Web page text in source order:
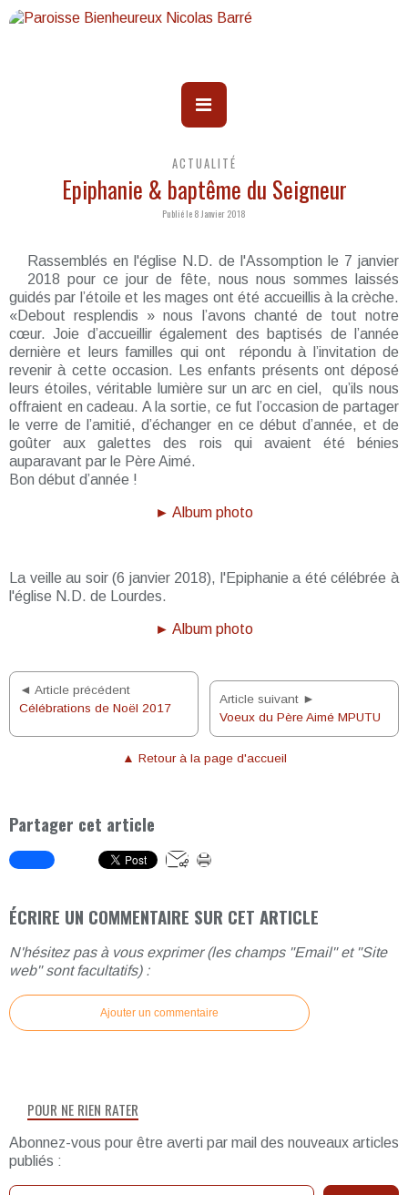
ACTUALITÉ
Epiphanie & baptême du Seigneur
Publié le 8 Janvier 2018
Rassemblés en l'église N.D. de l'Assomption le 7 janvier
2018 pour ce jour de fête, nous nous sommes laissés
guidés par l’étoile et les mages ont été accueillis à la crèche.
«Debout resplendis » nous l’avons chanté de tout notre
cœur. Joie d’accueillir également des baptisés de l’année
dernière et leurs familles qui ont répondu à l’invitation de
revenir à cette occasion. Les enfants présents ont déposé
leurs étoiles, véritable lumière sur un arc en ciel, qu’ils nous
offraient en cadeau. A la sortie, ce fut l’occasion de partager
le verre de l’amitié, d’échanger en ce début d’année, et de
goûter aux galettes des rois qui avaient été bénies
auparavant par le Père Aimé.
Bon début d’année !
► Album photo
La veille au soir (6 janvier 2018), l'Epiphanie a été célébrée à
l'église N.D. de Lourdes.
► Album photo
◄ Article précédent
Célébrations de Noël 2017
Article suivant ►
Voeux du Père Aimé MPUTU
▲ Retour à la page d'accueil
Partager cet article
ÉCRIRE UN COMMENTAIRE SUR CET ARTICLE
N'hésitez pas à vous exprimer (les champs "Email" et "Site
web" sont facultatifs) :
Ajouter un commentaire
POUR NE RIEN RATER
Abonnez-vous pour être averti par mail des nouveaux articles
publiés :